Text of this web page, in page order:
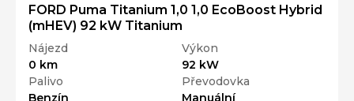
FORD Puma Titanium 1,0 1,0 EcoBoost Hybrid
(mHEV) 92 kW Titanium
Nájezd
0 km
Výkon
92 kW
Palivo
Benzín
Převodovka
Manuální